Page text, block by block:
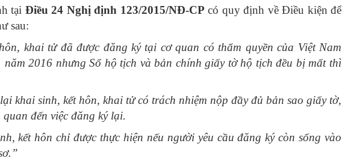
tại Điều 24 Nghị định 123/2015/NĐ-CP có quy định về Điều kiện để
sau:
khai tử đã được đăng ký tại cơ quan có thẩm quyền của Việt Nam
năm 2016 nhưng Sổ hộ tịch và bản chính giấy tờ hộ tịch đều bị mất thì
khai sinh, kết hôn, khai tử có trách nhiệm nộp đầy đủ bản sao giấy tờ,
đến việc đăng ký lại.
kết hôn chỉ được thực hiện nếu người yêu cầu đăng ký còn sống vào